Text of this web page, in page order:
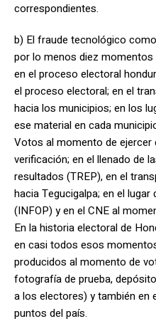
correspondientes.
b) El fraude tecnológico
por lo menos diez
en el proceso electoral
el proceso electoral; en el
hacia los municipios; en los
ese material en cada
Votos al momento de
verificación; en el llenado de
resultados (TREP), en el
hacia Tegucigalpa; en el
(INFOP) y en el CNE al
En la historia electoral de
en casi todos esos
producidos al momento de
fotografía de prueba,
a los electores) y también en
puntos del país.